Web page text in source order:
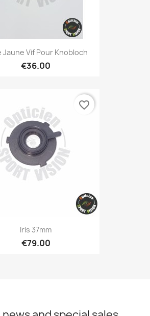
Jaune Vif Pour Knobloch
€36.00
Iris 37mm
€79.00
favorite_border